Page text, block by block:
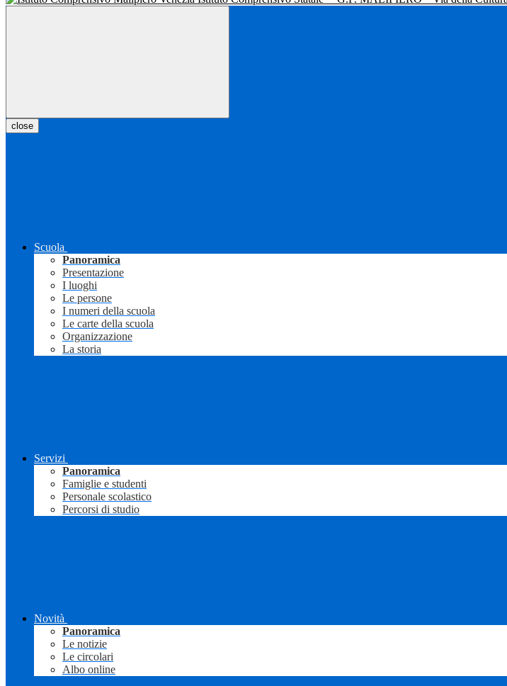
close
Scuola
Panoramica
Presentazione
I luoghi
Le persone
I numeri della scuola
Le carte della scuola
Organizzazione
La storia
Servizi
Panoramica
Famiglie e studenti
Personale scolastico
Percorsi di studio
Novità
Panoramica
Le notizie
Le circolari
Albo online